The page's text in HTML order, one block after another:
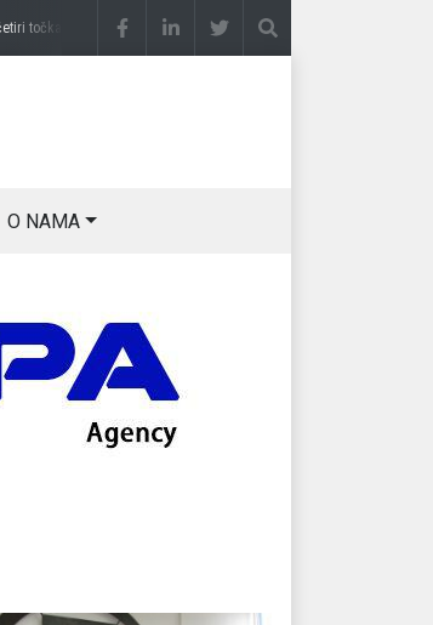
točkaprije 3 sedmice DRAGAN OSTOJIĆ: Moj karakter je
O NAMA